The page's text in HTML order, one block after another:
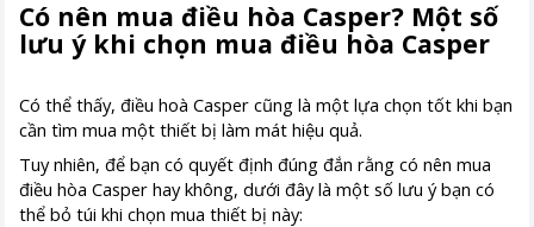
Có nên mua điều hòa Casper? Một số
lưu ý khi chọn mua điều hòa Casper
Có thể thấy, điều hoà Casper cũng là một lựa chọn tốt khi bạn
cần tìm mua một thiết bị làm mát hiệu quả.
Tuy nhiên, để bạn có quyết định đúng đắn rằng có nên mua
điều hòa Casper hay không, dưới đây là một số lưu ý bạn có
thể bỏ túi khi chọn mua thiết bị này: